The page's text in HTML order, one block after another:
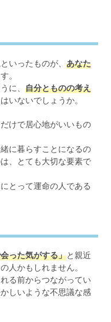
いったものが、あなた
。
に、自分とものの考え
いないでしょうか。
けで居心地がいいもの
に暮らすことになるの
、とても大切な要素で
とって運命の人である
った気がする」と親近
人かもしれません。
る前からつながってい
しいような不思議な感